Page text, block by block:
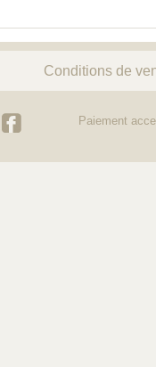
Conditions de
Paiement